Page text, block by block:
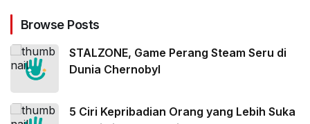
Browse Posts
STALZONE, Game Perang Steam Seru di
Dunia Chernobyl
5 Ciri Kepribadian Orang yang Lebih Suka